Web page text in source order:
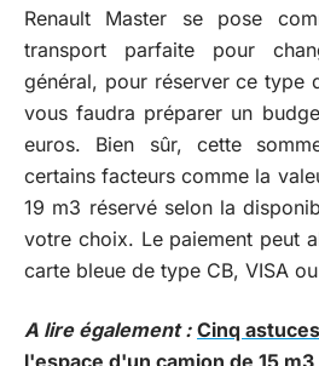
Renault Master se pose
transport parfaite pour
général, pour réserver ce type
vous faudra préparer un
euros. Bien sûr, cette
certains facteurs comme la
19 m3 réservé selon la
votre choix. Le paiement peut
carte bleue de type CB, VISA
A lire également : Cinq
l'espace d'un camion de 15